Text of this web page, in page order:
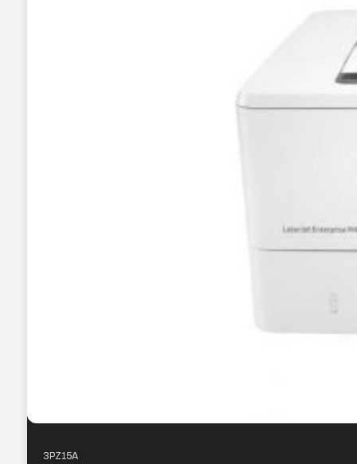
3PZ15A